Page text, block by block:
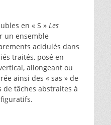
en « S » Les
un ensemble
acidulés dans
traités, posé en
allongeant ou
ainsi des « sas » de
de tâches abstraites à